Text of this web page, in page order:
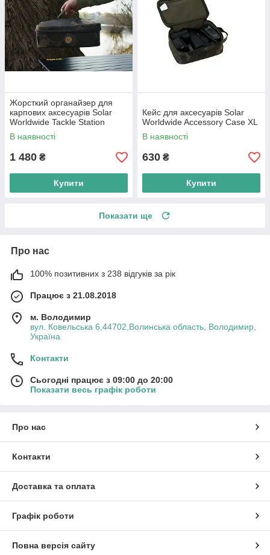
Жорсткий органайзер для
карпових аксесуарів Solar
Worldwide Tackle Station
Large
В наявності
1 480 ₴
Купити
Кейс для аксесуарів Solar
Worldwide Accessory Case XL
В наявності
630 ₴
Купити
Показати ще
Про нас
100% позитивних з 238 відгуків за рік
Працює з 21.08.2018
м. Володимир
вул. Ковельська 6,44702,Волинська область, Володимир,
Україна
Контакти
Сьогодні працює з 09:00 до 20:00
Показати весь графік роботи
Про нас
Контакти
Доставка та оплата
Графік роботи
Повна версія сайту